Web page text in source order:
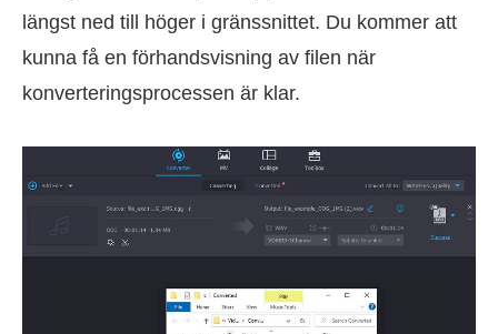
längst ned till höger i gränssnittet. Du kommer att
kunna få en förhandsvisning av filen när
konverteringsprocessen är klar.